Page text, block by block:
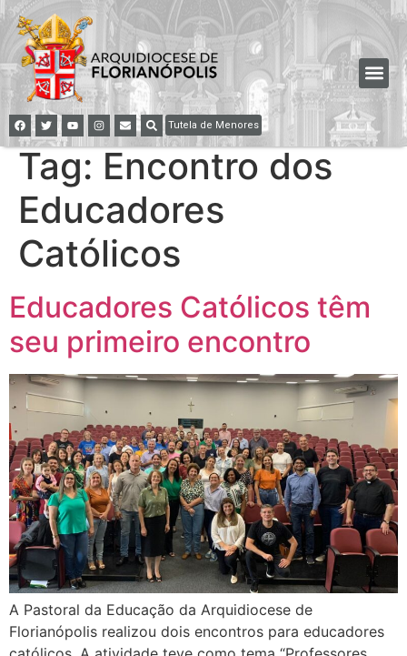
Tutela de Menores
Tag: Encontro dos
Educadores
Católicos
Educadores Católicos têm
seu primeiro encontro
A Pastoral da Educação da Arquidiocese de
Florianópolis realizou dois encontros para educadores